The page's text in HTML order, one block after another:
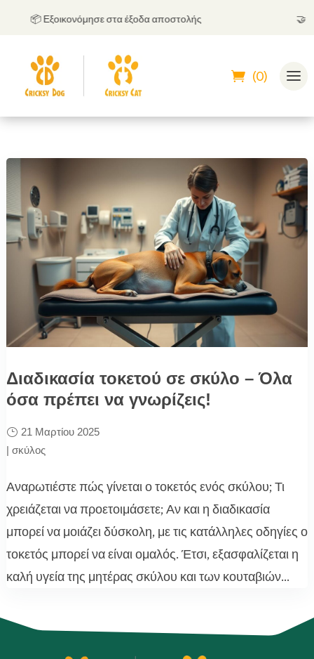
📦 Εξοικονόμησε στα έξοδα αποστολής
(0)
Διαδικασία τοκετού σε σκύλο – Όλα
όσα πρέπει να γνωρίζεις!
21 Μαρτίου 2025
| σκύλος
Αναρωτιέστε πώς γίνεται ο τοκετός ενός σκύλου; Τι
χρειάζεται να προετοιμάσετε; Αν και η διαδικασία
μπορεί να μοιάζει δύσκολη, με τις κατάλληλες οδηγίες ο
τοκετός μπορεί να είναι ομαλός. Έτσι, εξασφαλίζεται η
καλή υγεία της μητέρας σκύλου και των κουταβιών...